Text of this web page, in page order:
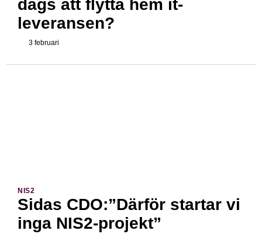
dags att flytta hem it-
leveransen?
3 februari
NIS2
Sidas CDO:”Därför startar vi
inga NIS2-projekt”